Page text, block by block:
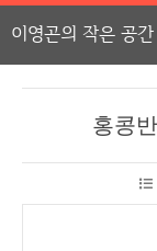
이영곤의 작은 공
홍콩